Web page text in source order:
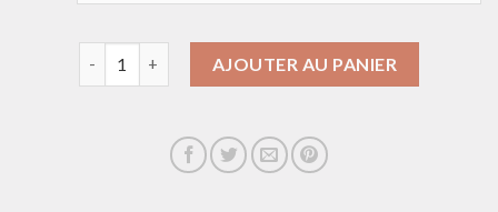
AJOUTER AU PANIER